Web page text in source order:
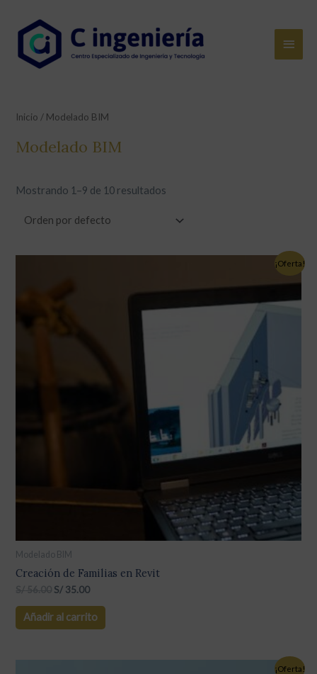
contenido
Menú
Inicio / Modelado BIM
Modelado BIM
Mostrando 1–9 de 10 resultados
¡Oferta!
Modelado BIM
Creación de Familias en Revit
S/ 35.00
Añadir al carrito
¡Oferta!